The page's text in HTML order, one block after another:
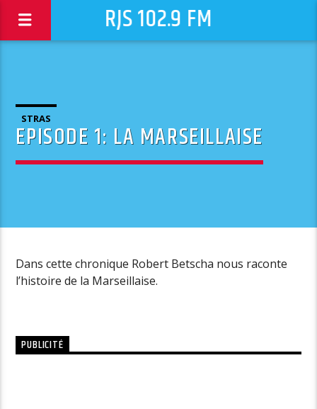
RJS 102.9 FM
STRAS
EPISODE 1: LA MARSEILLAISE
Dans cette chronique Robert Betscha nous raconte
l’histoire de la Marseillaise.
PUBLICITÉ